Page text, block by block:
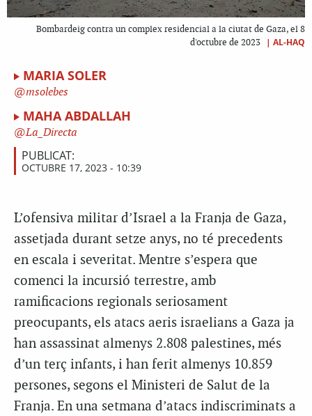
Bombardeig contra un complex residencial a la ciutat de Gaza, el 8
d'octubre de 2023
| AL-HAQ
MARIA SOLER
msolebes
MAHA ABDALLAH
La_Directa
PUBLICAT:
OCTUBRE 17, 2023 - 10:39
L’ofensiva militar d’Israel a la Franja de Gaza,
assetjada durant setze anys, no té precedents
en escala i severitat. Mentre s’espera que
comenci la incursió terrestre, amb
ramificacions regionals seriosament
preocupants, els atacs aeris israelians a Gaza ja
han assassinat almenys 2.808 palestines, més
d’un terç infants, i han ferit almenys 10.859
persones, segons el Ministeri de Salut de la
Franja. En una setmana d’atacs indiscriminats a